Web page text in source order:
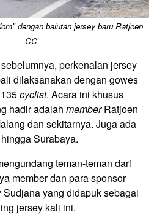
dengan balutan jersey baru Ratjoen
CC
perkenalan jersey
dilaksanakan dengan gowes
cyclist. Acara ini khusus
hadir adalah memberRatjoen
dan sekitarnya. Juga ada
Surabaya.
teman-teman dari
member dan para sponsor
yang didapuk sebagai
jersey kali ini.